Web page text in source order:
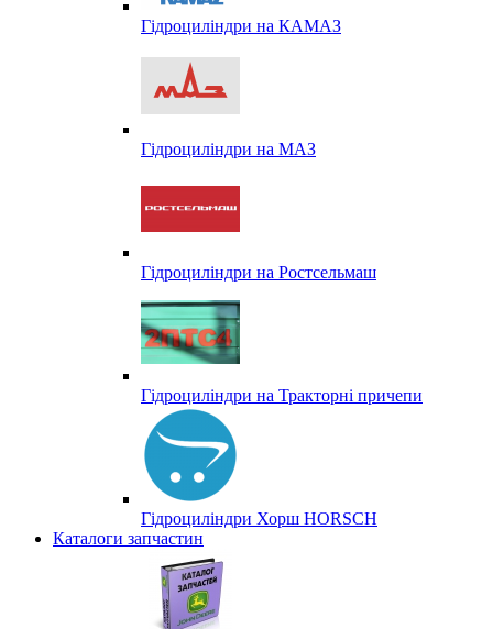
Гідроциліндри на КАМАЗ
Гідроциліндри на МАЗ
Гідроциліндри на Ростсельмаш
Гідроциліндри на Тракторні причепи
Гідроциліндри Хорш HORSCH
Каталоги запчастин